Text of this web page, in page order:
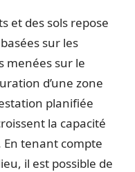
et des sols repose
sur les
menées sur le
d’une zone
planifiée
la capacité
tenant compte
il est possible de